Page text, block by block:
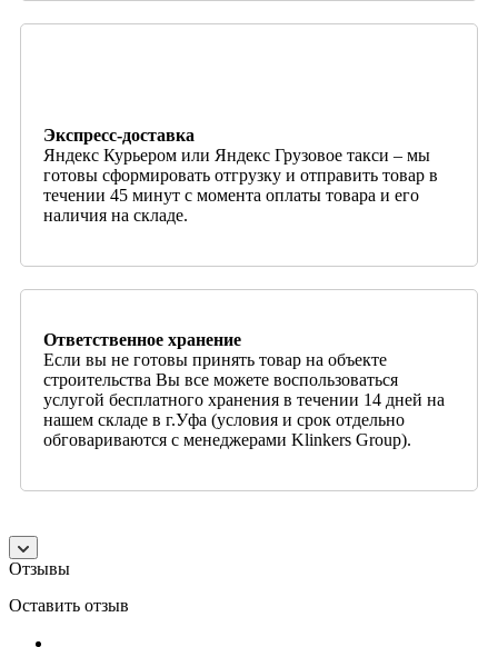
Экспресс-доставка
Яндекс Курьером или Яндекс Грузовое такси – мы
готовы сформировать отгрузку и отправить товар в
течении 45 минут с момента оплаты товара и его
наличия на складе.
Ответственное хранение
Если вы не готовы принять товар на объекте
строительства Вы все можете воспользоваться
услугой бесплатного хранения в течении 14 дней на
нашем складе в г.Уфа (условия и срок отдельно
обговариваются с менеджерами Klinkers Group).
Отзывы
Оставить отзыв